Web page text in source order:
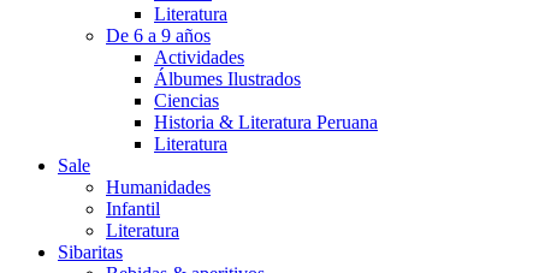
Literatura
De 6 a 9 años
Actividades
Álbumes Ilustrados
Ciencias
Historia & Literatura Peruana
Literatura
Sale
Humanidades
Infantil
Literatura
Sibaritas